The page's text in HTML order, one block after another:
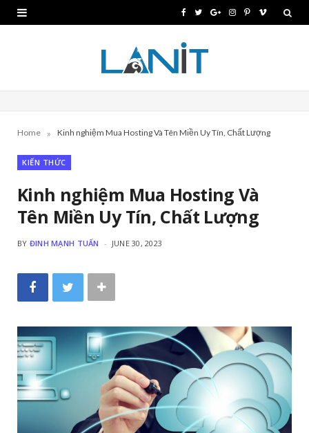
b
o
T
t
e
G
l
e
I
a
g
m
P
e
r
V
o
Home » Kinh nghiệm Mua Hosting Và Tên Miền Uy Tín, Chất Lượng
KIẾN THỨC
Kinh nghiệm Mua Hosting Và
Tên Miền Uy Tín, Chất Lượng
BY ĐINH MẠNH TUẤN JUNE 30, 2023